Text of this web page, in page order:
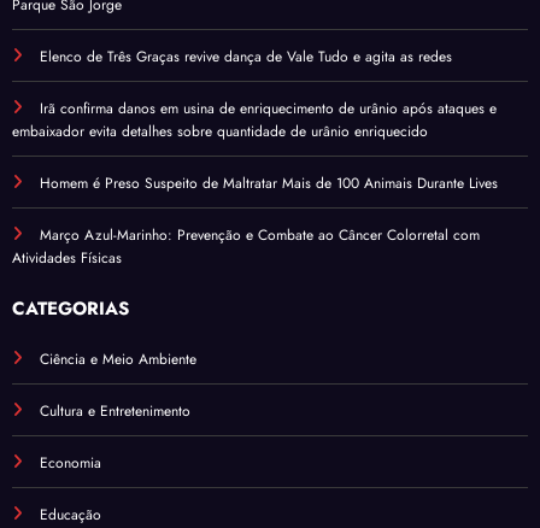
Parque São Jorge
Elenco de Três Graças revive dança de Vale Tudo e agita as redes
Irã confirma danos em usina de enriquecimento de urânio após ataques e
embaixador evita detalhes sobre quantidade de urânio enriquecido
Homem é Preso Suspeito de Maltratar Mais de 100 Animais Durante Lives
Março Azul-Marinho: Prevenção e Combate ao Câncer Colorretal com
Atividades Físicas
CATEGORIAS
Ciência e Meio Ambiente
Cultura e Entretenimento
Economia
Educação